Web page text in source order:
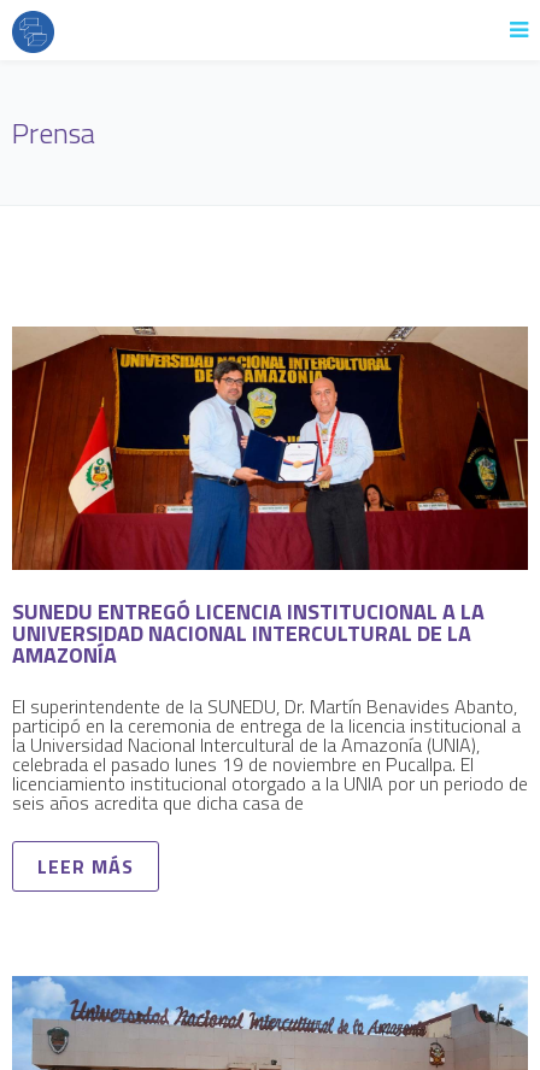
Prensa
SUNEDU ENTREGÓ LICENCIA INSTITUCIONAL A LA
UNIVERSIDAD NACIONAL INTERCULTURAL DE LA
AMAZONÍA
El superintendente de la SUNEDU, Dr. Martín Benavides Abanto,
participó en la ceremonia de entrega de la licencia institucional a
la Universidad Nacional Intercultural de la Amazonía (UNIA),
celebrada el pasado lunes 19 de noviembre en Pucallpa. El
licenciamiento institucional otorgado a la UNIA por un periodo de
seis años acredita que dicha casa de
LEER MÁS